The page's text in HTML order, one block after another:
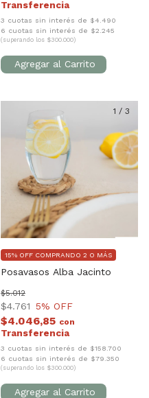
3 cuotas sin interés de $4.490
6 cuotas sin interés de $2.245
(superando los $300.000)
1 / 3
Posavasos Alba Jacinto
$4.761
$5.012
5% OFF
15% OFF COMPRANDO 2 O MÁS
$4.046,85 con
3 cuotas sin interés de $158.700
6 cuotas sin interés de $79.350
(superando los $300.000)